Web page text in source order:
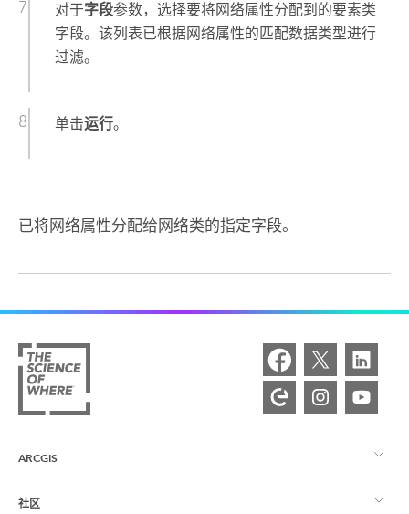
对于字段参数，选择要将网络属性分配到的要素类
字段。该列表已根据网络属性的匹配数据类型进行
过滤。
单击运行。
已将网络属性分配给网络类的指定字段。
ARCGIS
ArcGIS 概览
社区